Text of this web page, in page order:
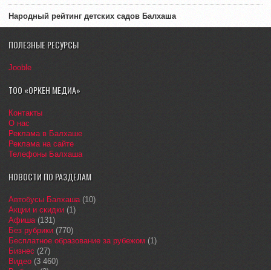
Народный рейтинг детских садов Балхаша
ПОЛЕЗНЫЕ РЕСУРСЫ
Jooble
ТОО «ОРКЕН МЕДИА»
Контакты
О нас
Реклама в Балхаше
Реклама на сайте
Телефоны Балхаша
НОВОСТИ ПО РАЗДЕЛАМ
Автобусы Балхаша(10)
Акции и скидки (1)
Афиша(131)
Без рубрики (770)
Бесплатное образование за рубежом (1)
Бизнес (27)
Видео (3 460)